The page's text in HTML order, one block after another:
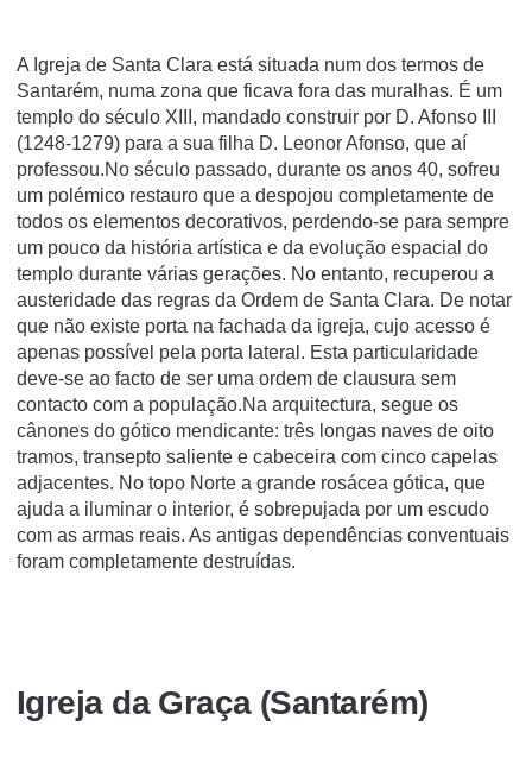
A Igreja de Santa Clara está situada num dos termos de
Santarém, numa zona que ficava fora das muralhas. É um
templo do século XIII, mandado construir por D. Afonso III
(1248-1279) para a sua filha D. Leonor Afonso, que aí
professou.No século passado, durante os anos 40, sofreu
um polémico restauro que a despojou completamente de
todos os elementos decorativos, perdendo-se para sempre
um pouco da história artística e da evolução espacial do
templo durante várias gerações. No entanto, recuperou a
austeridade das regras da Ordem de Santa Clara. De notar
que não existe porta na fachada da igreja, cujo acesso é
apenas possível pela porta lateral. Esta particularidade
deve-se ao facto de ser uma ordem de clausura sem
contacto com a população.Na arquitectura, segue os
cânones do gótico mendicante: três longas naves de oito
tramos, transepto saliente e cabeceira com cinco capelas
adjacentes. No topo Norte a grande rosácea gótica, que
ajuda a iluminar o interior, é sobrepujada por um escudo
com as armas reais. As antigas dependências conventuais
foram completamente destruídas.
Igreja da Graça (Santarém)